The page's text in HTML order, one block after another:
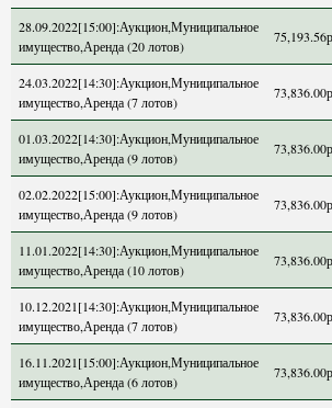
28.09.2022[15:00]:Аукцион,Муниципальное
имущество,Аренда (20 лотов)
24.03.2022[14:30]:Аукцион,Муниципальное
имущество,Аренда (7 лотов)
01.03.2022[14:30]:Аукцион,Муниципальное
имущество,Аренда (9 лотов)
02.02.2022[15:00]:Аукцион,Муниципальное
имущество,Аренда (9 лотов)
11.01.2022[14:30]:Аукцион,Муниципальное
имущество,Аренда (10 лотов)
10.12.2021[14:30]:Аукцион,Муниципальное
имущество,Аренда (7 лотов)
16.11.2021[15:00]:Аукцион,Муниципальное
имущество,Аренда (6 лотов)